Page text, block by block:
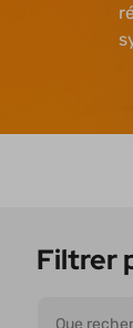
Filtrer